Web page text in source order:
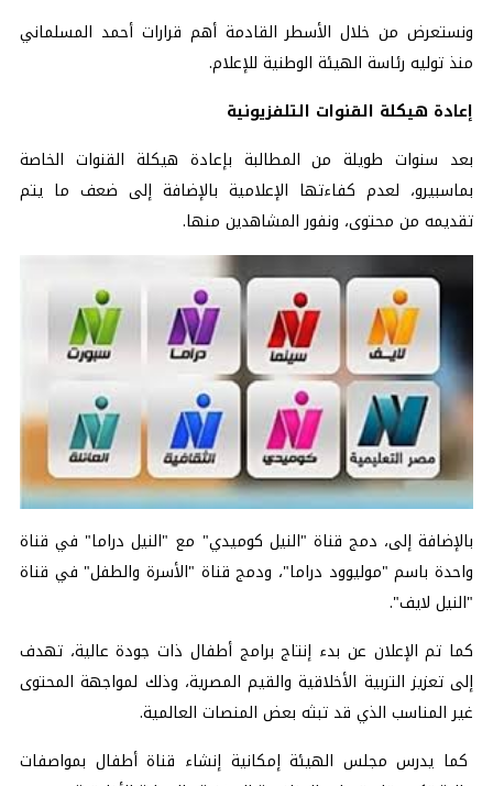
ونستعرض من خلال الأسطر القادمة أهم قرارات أحمد المسلماني
منذ توليه رئاسة الهيئة الوطنية للإعلام.
إعادة هيكلة القنوات التلفزيونية
بعد سنوات طويلة من المطالبة بإعادة هيكلة القنوات الخاصة
بماسبيرو، لعدم كفاءتها الإعلامية بالإضافة إلى ضعف ما يتم
تقديمه من محتوى، ونفور المشاهدين منها.
بالإضافة إلى، دمج قناة "النيل كوميدي" مع "النيل دراما" في قناة
واحدة باسم "موليوود دراما"، ودمج قناة "الأسرة والطفل" في قناة
"النيل لايف".
كما تم الإعلان عن بدء إنتاج برامج أطفال ذات جودة عالية، تهدف
إلى تعزيز التربية الأخلاقية والقيم المصرية، وذلك لمواجهة المحتوى
غير المناسب الذي قد تبثه بعض المنصات العالمية.
كما يدرس مجلس الهيئة إمكانية إنشاء قناة أطفال بمواصفات